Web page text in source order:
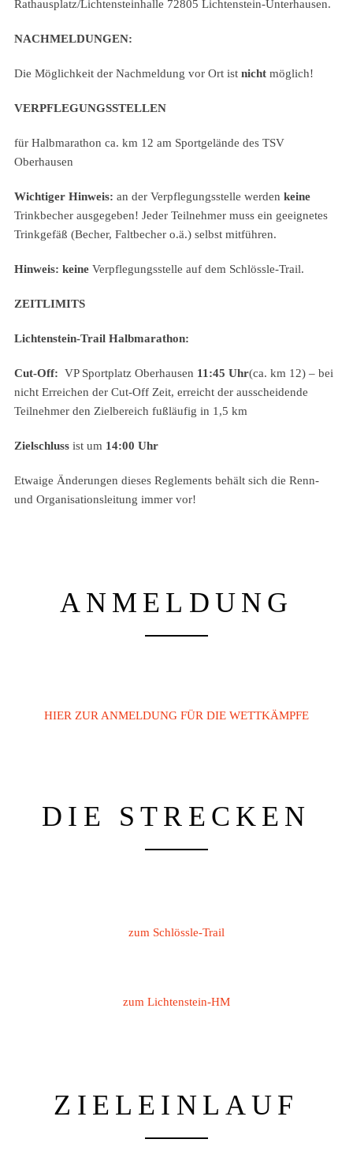
Rathausplatz/Lichtensteinhalle 72805 Lichtenstein-Unterhausen.
NACHMELDUNGEN:
Die Möglichkeit der Nachmeldung vor Ort ist nichtmöglich!
VERPFLEGUNGSSTELLEN
für Halbmarathon ca. km 12 am Sportgelände des TSV
Oberhausen
Wichtiger Hinweis: an der Verpflegungsstelle werden keine
Trinkbecher ausgegeben! Jeder Teilnehmer muss ein geeignetes
Trinkgefäß (Becher, Faltbecher o.ä.) selbst mitführen.
Hinweis: keineVerpflegungsstelle auf dem Schlössle-Trail.
ZEITLIMITS
Lichtenstein-Trail Halbmarathon:
Cut-Off: VP Sportplatz Oberhausen 11:45 Uhr(ca. km 12) – bei
nicht Erreichen der Cut-Off Zeit, erreicht der ausscheidende
Teilnehmer den Zielbereich fußläufig in 1,5 km
Zielschlussist um 14:00 Uhr
Etwaige Änderungen dieses Reglements behält sich die Renn-
und Organisationsleitung immer vor!
ANMELDUNG
HIER ZUR ANMELDUNG FÜR DIE WETTKÄMPFE
DIE STRECKEN
zum Schlössle-Trail
zum Lichtenstein-HM
ZIELEINLAUF